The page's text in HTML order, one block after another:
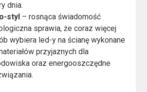
dnia.
styl – rosnąca świadomość
sprawia, że coraz więcej
wybiera led-y na ścianę wykonane
przyjaznych dla
oraz energooszczędne